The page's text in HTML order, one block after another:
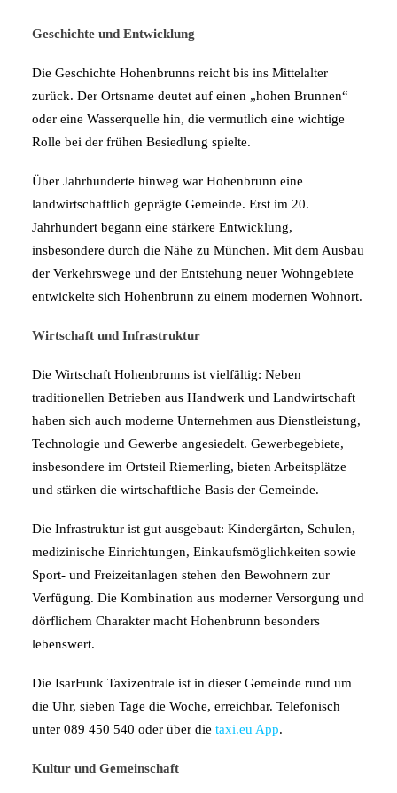
Geschichte und Entwicklung
Die Geschichte Hohenbrunns reicht bis ins Mittelalter
zurück. Der Ortsname deutet auf einen „hohen Brunnen“
oder eine Wasserquelle hin, die vermutlich eine wichtige
Rolle bei der frühen Besiedlung spielte.
Über Jahrhunderte hinweg war Hohenbrunn eine
landwirtschaftlich geprägte Gemeinde. Erst im 20.
Jahrhundert begann eine stärkere Entwicklung,
insbesondere durch die Nähe zu München. Mit dem Ausbau
der Verkehrswege und der Entstehung neuer Wohngebiete
entwickelte sich Hohenbrunn zu einem modernen Wohnort.
Wirtschaft und Infrastruktur
Die Wirtschaft Hohenbrunns ist vielfältig: Neben
traditionellen Betrieben aus Handwerk und Landwirtschaft
haben sich auch moderne Unternehmen aus Dienstleistung,
Technologie und Gewerbe angesiedelt. Gewerbegebiete,
insbesondere im Ortsteil Riemerling, bieten Arbeitsplätze
und stärken die wirtschaftliche Basis der Gemeinde.
Die Infrastruktur ist gut ausgebaut: Kindergärten, Schulen,
medizinische Einrichtungen, Einkaufsmöglichkeiten sowie
Sport- und Freizeitanlagen stehen den Bewohnern zur
Verfügung. Die Kombination aus moderner Versorgung und
dörflichem Charakter macht Hohenbrunn besonders
lebenswert.
Die IsarFunk Taxizentrale ist in dieser Gemeinde rund um
die Uhr, sieben Tage die Woche, erreichbar. Telefonisch
unter 089 450 540 oder über die taxi.eu App.
Kultur und Gemeinschaft